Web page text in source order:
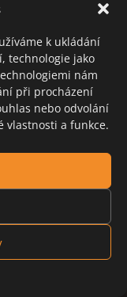
k ukládání
technologie jako
nám
při procházení
nebo odvolání
vlastnosti a funkce.